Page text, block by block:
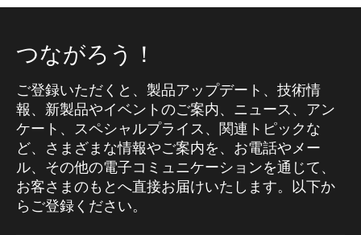
つながろう！
ご登録いただくと、製品アップデート、技術情
報、新製品やイベントのご案内、ニュース、アン
ケート、スペシャルプライス、関連トピックな
ど、さまざまな情報やご案内を、お電話やメー
ル、その他の電子コミュニケーションを通じて、
お客さまのもとへ直接お届けいたします。以下か
らご登録ください。